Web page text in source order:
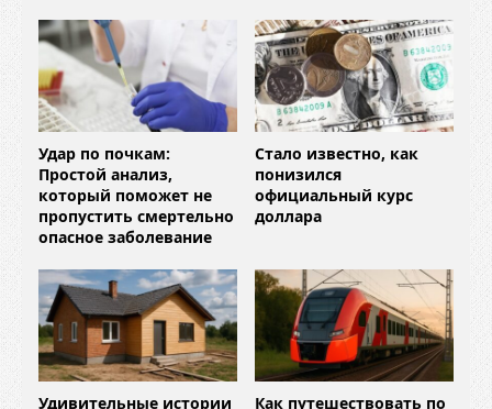
Удар по почкам:
Простой анализ,
который поможет не
пропустить смертельно
опасное заболевание
Стало известно, как
понизился
официальный курс
доллара
Удивительные истории
Как путешествовать по